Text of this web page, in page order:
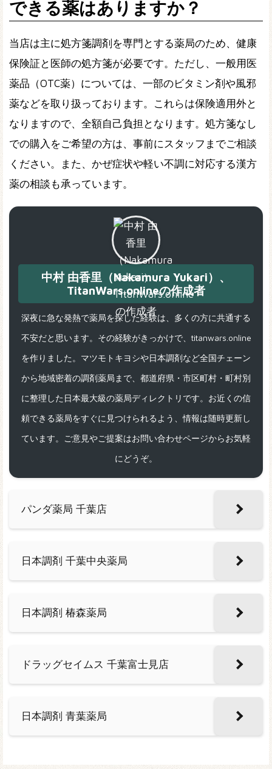
できる薬はありますか？
当店は主に処方箋調剤を専門とする薬局のため、健康
保険証と医師の処方箋が必要です。ただし、一般用医
薬品（OTC薬）については、一部のビタミン剤や風邪
薬などを取り扱っております。これらは保険適用外と
なりますので、全額自己負担となります。処方箋なし
での購入をご希望の方は、事前にスタッフまでご相談
ください。また、かぜ症状や軽い不調に対応する漢方
薬の相談も承っています。
中村 由香里（Nakamura Yukari）、
TitanWars.onlineの作成者
深夜に急な発熱で薬局を探した経験は、多くの方に共通する
不安だと思います。その経験がきっかけで、titanwars.online
を作りました。マツモトキヨシや日本調剤など全国チェーン
から地域密着の調剤薬局まで、都道府県・市区町村・町村別
に整理した日本最大級の薬局ディレクトリです。お近くの信
頼できる薬局をすぐに見つけられるよう、情報は随時更新し
ています。ご意見やご提案はお問い合わせページからお気軽
にどうぞ。
パンダ薬局 千葉店
日本調剤 千葉中央薬局
日本調剤 椿森薬局
ドラッグセイムス 千葉富士見店
日本調剤 青葉薬局